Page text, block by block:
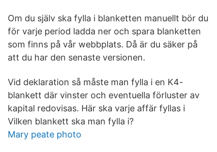
Om du själv ska fylla i blanketten manuellt bör du
för varje period ladda ner och spara blanketten
som finns på vår webbplats. Då är du säker på
att du har den senaste versionen.
Vid deklaration så måste man fylla i en K4-
blankett där vinster och eventuella förluster av
kapital redovisas. Här ska varje affär fyllas i
Vilken blankett ska man fylla i?
Mary peate photo